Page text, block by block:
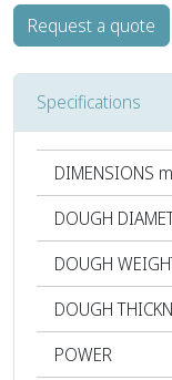
Request a quote
Specifications
DIMENSIONS
DOUGH
DOUGH
DOUGH
POWER